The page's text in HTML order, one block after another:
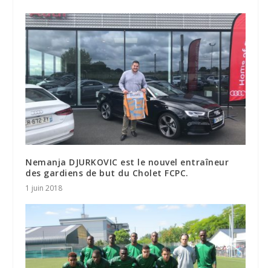
Nemanja DJURKOVIC est le nouvel entraîneur
des gardiens de but du Cholet FCPC.
1 juin 2018